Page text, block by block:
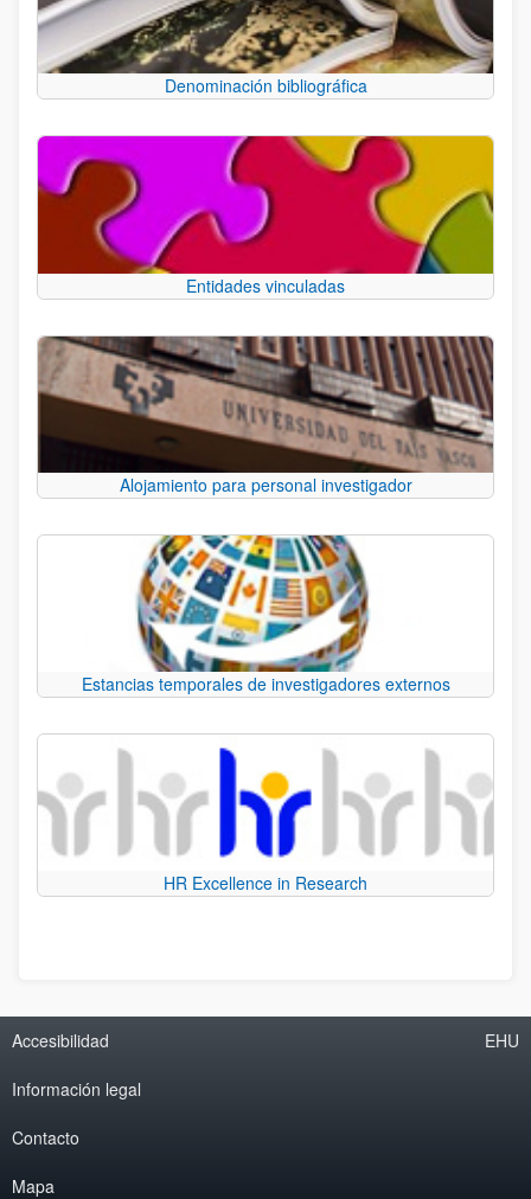
Denominación bibliográfica
Entidades vinculadas
Alojamiento para personal investigador
Estancias temporales de investigadores externos
HR Excellence in Research
Accesibilidad
Información legal
Contacto
Mapa
EHU